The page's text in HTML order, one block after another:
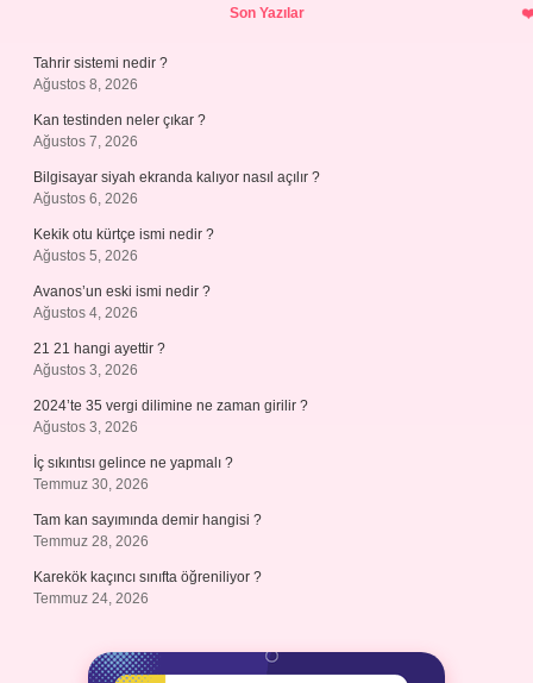
Son Yazılar
Tahrir sistemi nedir ?
Ağustos 8, 2026
Kan testinden neler çıkar ?
Ağustos 7, 2026
Bilgisayar siyah ekranda kalıyor nasıl açılır ?
Ağustos 6, 2026
Kekik otu kürtçe ismi nedir ?
Ağustos 5, 2026
Avanos’un eski ismi nedir ?
Ağustos 4, 2026
21 21 hangi ayettir ?
Ağustos 3, 2026
2024’te 35 vergi dilimine ne zaman girilir ?
Ağustos 3, 2026
İç sıkıntısı gelince ne yapmalı ?
Temmuz 30, 2026
Tam kan sayımında demir hangisi ?
Temmuz 28, 2026
Karekök kaçıncı sınıfta öğreniliyor ?
Temmuz 24, 2026